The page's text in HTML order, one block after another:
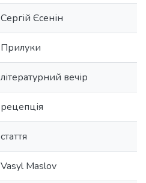
Сергій Єсенін
Прилуки
літературний вечір
рецепція
стаття
Vasyl Maslov